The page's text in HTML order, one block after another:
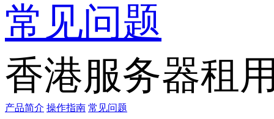
常见问题
香港服务器租
产品简介 操作指南 常见问题